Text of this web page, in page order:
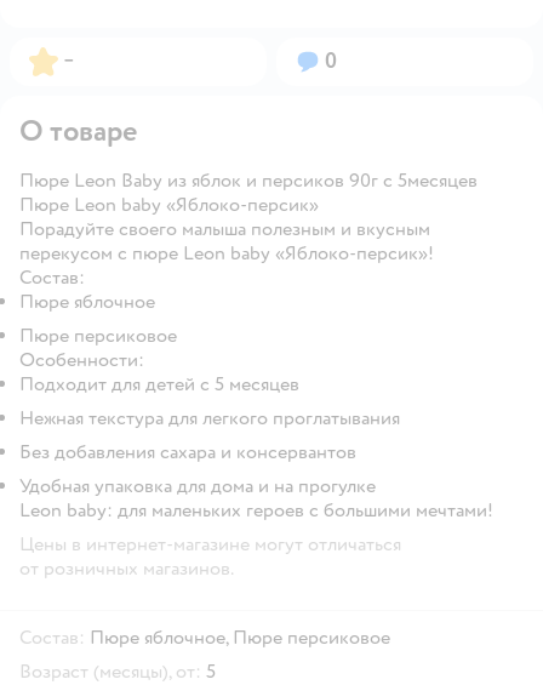
Рейтинг:
– Вопросов:
0
О товаре
Пюре Leon Baby из яблок и персиков 90г с 5месяцев
Пюре Leon baby «Яблоко-персик»
Порадуйте своего малыша полезным и вкусным
перекусом с пюре Leon baby «Яблоко-персик»!
Состав:
Пюре яблочное
Пюре персиковое
Особенности:
Подходит для детей с 5 месяцев
Нежная текстура для легкого проглатывания
Без добавления сахара и консервантов
Удобная упаковка для дома и на прогулке
Leon baby: для маленьких героев с большими мечтами!
Цены в интернет-магазине могут отличаться
от розничных магазинов.
Состав: Пюре яблочное, Пюре персиковое
Возраст (месяцы), от: 5